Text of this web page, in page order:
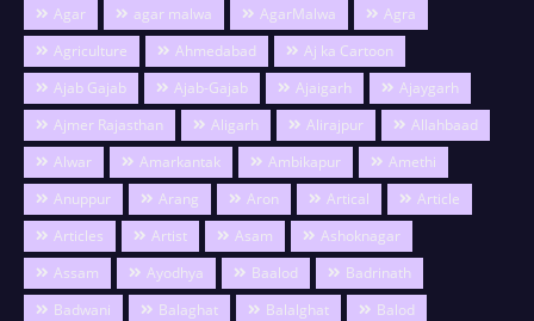
Agar agar malwa AgarMalwa
Agra
Agriculture
Ahmedabad
Aj ka Cartoon
Ajab Gajab
Ajab-Gajab Ajaigarh
Ajaygarh
Ajmer Rajasthan
Aligarh Alirajpur
Allahbaad
Alwar
Amarkantak Ambikapur
Amethi
Anuppur
Arang Aron Artical
Article
Articles
Artist Asam
Ashoknagar
Assam
Ayodhya Baalod
Badrinath
Badwani
Balaghat Balalghat
Balod